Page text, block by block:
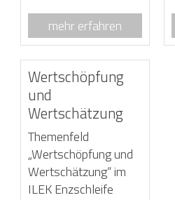
mehr erfahren
Wertschöpfung
und
Wertschätzung
Themenfeld
„Wertschöpfung und
Wertschätzung“ im
ILEK Enzschleife